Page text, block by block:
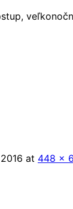
at 448 ×